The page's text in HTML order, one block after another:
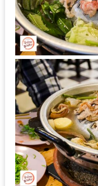
ชี้
เบาะแส
ความ
อร่อย
ตาม
รอย
น้า
อ้วน
ชวน
หิว
ติดต่อ
น้า